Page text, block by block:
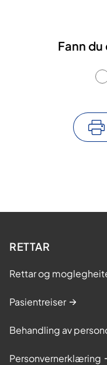
Fann
RETTAR
Rettar og
Pasientreiser
Behandling av
Personvernerklæring